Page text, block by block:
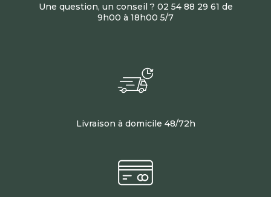
Une question, un conseil ? 02 54 88 29 61 de
9h00 à 18h00 5/7
Livraison à domicile 48/72h